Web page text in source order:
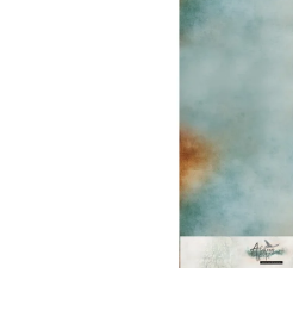
MOJE OBJEDNÁVKA
Moje
Obchodní
Podmínky ochrany osobních údajů